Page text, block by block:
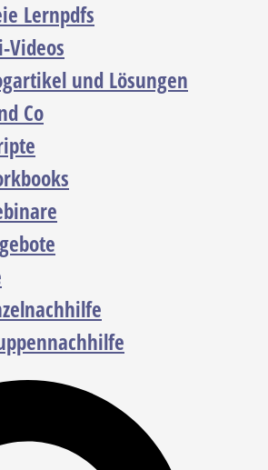
Lernpdfs
Videos
und Lösungen
Co